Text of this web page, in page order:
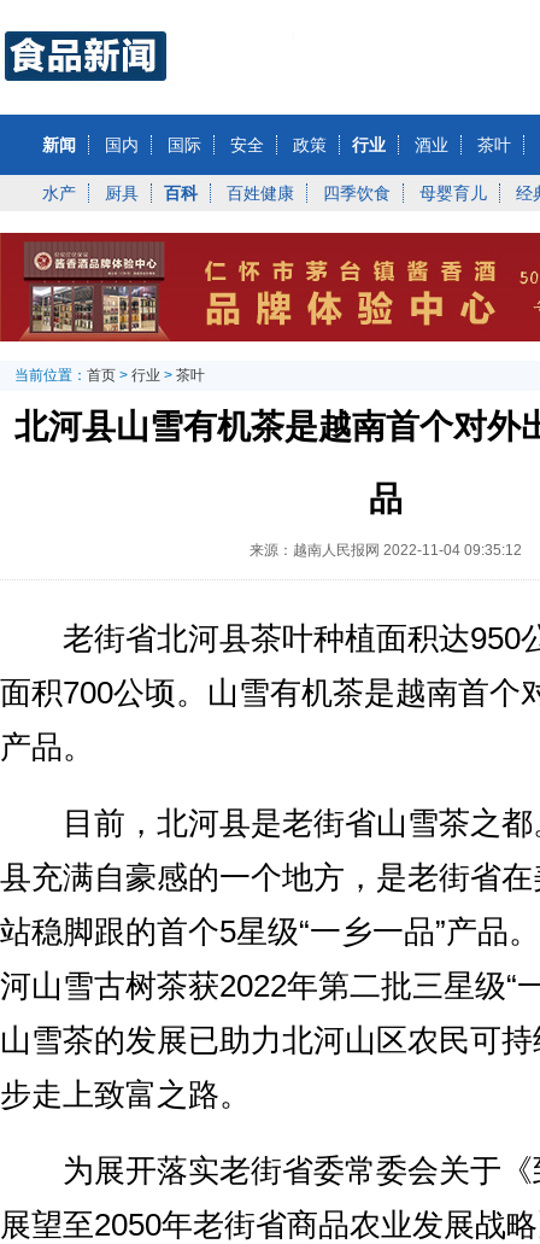
新闻 国内 国际 安全 政策 行业 酒业 茶叶
水产 厨具 百科 百姓健康 四季饮食 母婴育儿 经
当前位置： 首页 > 行业 > 茶叶
北河县山雪有机茶是越南首个对外
品
来源：越南人民报网 2022-11-04 09:35:12
老街省北河县茶叶种植面积达950
面积700公顷。山雪有机茶是越南首个
产品。
目前，北河县是老街省山雪茶之都
县充满自豪感的一个地方，是老街省
站稳脚跟的首个5星级“一乡一品”产品
河山雪古树茶获2022年第二批三星级“
山雪茶的发展已助力北河山区农民可
步走上致富之路。
为展开落实老街省委常委会关于《
展望至2050年老街省商品农业发展战